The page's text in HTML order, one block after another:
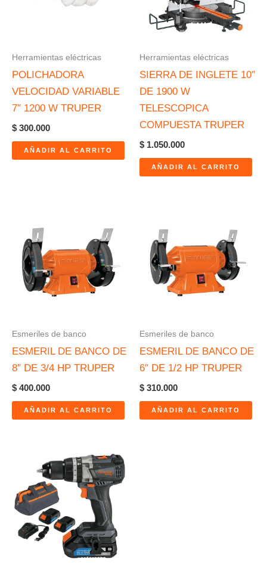
Herramientas eléctricas
POLICHADORA
VELOCIDAD VARIABLE
7″ 1200 W TRUPER
$ 300.000
AÑADIR AL CARRITO
Herramientas eléctricas
SIERRA DE INGLETE 10″
DE 1900 W
TELESCOPICA
COMPUESTA TRUPER
$ 1.050.000
AÑADIR AL CARRITO
Esmeriles de banco
ESMERIL DE BANCO DE
8″ DE 3/4 HP TRUPER
$ 400.000
AÑADIR AL CARRITO
Esmeriles de banco
ESMERIL DE BANCO DE
6″ DE 1/2 HP TRUPER
$ 310.000
AÑADIR AL CARRITO